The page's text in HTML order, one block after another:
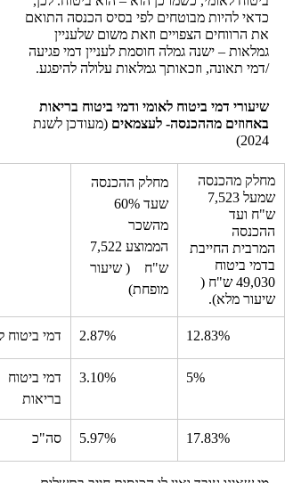
כדאי להיות מבוטחים לפי בסיס הכנסה התואם
את הרווחים הצפויים וזאת משום שלעניין
גמלאות – ישנה גמלה חוסמת לעניין דמי פגיעה
/דמי תאונה, וזכאותך גמלאות עלולה להיפגע.
שיעורי דמי ביטוח לאומי ודמי ביטוח בריאות
באחוזים מההכנסה- לעצמאים (מעודכן לשנת
2024)
מחלק מהכנסה
ש"ח ועד
ההכנסה
המרבית החייבת
בדמי ביטוח
49,030 ש"ח (
שיעור מלא).
מחלק ההכנסה
מהשכר
ש"ח    ( שיעור
מופחת)
12.83%
2.87% דמי ביטוח
5%
3.10%
דמי ביטוח
בריאות
​17.83%
5.97% סה"כ